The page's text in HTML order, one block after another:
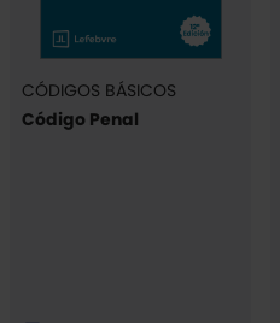
CÓDIGOS BÁSICOS
Código Penal